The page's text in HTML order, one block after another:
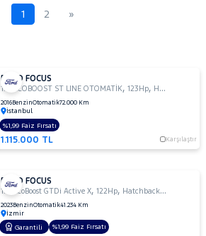
1 2 »
FORD FOCUS
1.0 ECOBOOST ST LINE OTOMATİK,123Hp, Hatchback 5 Kapı
2016BenzinOtomatik72.000 Km
İstanbul
1.115.000 TL Karşılaştır
%1,99 Faiz Fırsatı
FORD FOCUS
1.0 EcoBoost GTDi Active X,122Hp, Hatchback 5 Kapı
2023BenzinOtomatik41.234 Km
İzmir
Garantili %1,99 Faiz Fırsatı